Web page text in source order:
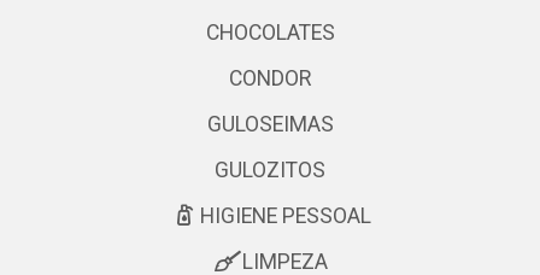
CHOCOLATES
CONDOR
GULOSEIMAS
GULOZITOS
HIGIENE PESSOAL
LIMPEZA